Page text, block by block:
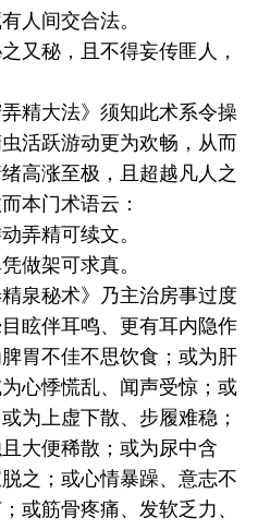
间交合法。
秘，且不得妄传匪人，
大法》须知此术系令操
活跃游动更为欢畅，从而
高涨至极，且超越凡人之
本门术语云：
精可续文。
架可求真。
秘术》乃主治房事过度
眩伴耳鸣、更有耳内隐作
胃不佳不思饮食；或为肝
心悸慌乱、闻声受惊；或
为上虚下散、步履难稳；
大便稀散；或为尿中含
之；或心情暴躁、意志不
或筋骨疼痛、发软乏力、